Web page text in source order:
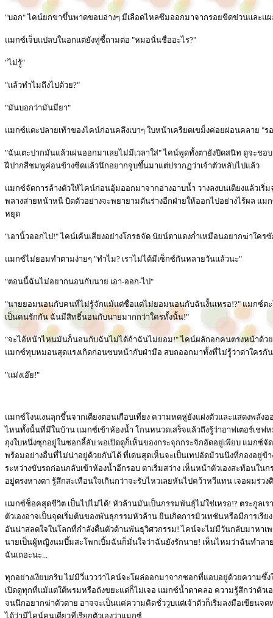
"บอก" ไคน์ยกขาขึ้นพาดขอบอ่างๆ มีเลือดไหลซึมออกมาจากรอยขีดข่วนและแผ
แมกซ์เจ็บแปลบในอกแต่ยังทู่ซี้ถามต่อ "หมอนั่นชื่ออะไร?"
"ไม่รู้"
"แล้วทำไมถึงไปด้วย?"
"มันบอกว่ามันมียา"
แมกซ์แตะปลายเท้าของไคน์ก่อนคลึงเบาๆ ใบหน้าเครียดเขม็งค่อยผ่อนคลาย "ร
"ฉันเตะปากมันแล้วเผ่นออกมาเลยไม่มีเวลาใส่" ไคน์พูดทั้งตายังปิดสนิท ดูจะช
ฝีปากสีชมพูค่อนข้างซีดแล้วนึกอยากจูบขึ้นมาแต่ปรากฏว่าเจ้าตัวหลับไปแล้ว
แมกซ์จัดการล้างตัวให้ไคน์ก่อนอุ้มออกมาจากอ่างอาบน้ำ วางลงบนเตียงแล้วเริ่
พลางส่ายหน้าหนี บิดตัวอย่างจะพยายามดันร่างอีกฝ่ายให้ออกไปอย่างไร้ผล แ
หยุด
"เอานิ้วออกไป!" ไคน์เค้นเสียงอย่างโกรธจัด นัยน์ตาแดงก่ำเหมือนอยากฆ่าใคร
แมกซ์ไม่ยอมทำตามง่ายๆ "ทำไม? เราไม่ได้มีเซ็กซ์กันหลายวันแล้วนะ"
"ตอนนี้ฉันไม่อยากนอนกับนาย เอา-ออก-ไป"
"นายยอมนอนกับคนที่ไม่รู้จักแม้แต่ชื่อแต่ไม่ยอมนอนกับฉันงั้นเหรอ!?" แมกซ์ตะโ
เป็นคนรักกัน ฉันมีสิทธิ์นอนกับนายมากกว่าใครทั้งนั้น!"
"จะไอ้หน้าไหนมันก็นอนกับฉันไม่ได้ถ้าฉันไม่ยอม!" ไคน์ผลักอกคนตรงหน้าด้วย
แมกซ์ทุบหมอนสุดแรงเกิดก่อนซบหน้ากับฝ่ามือ สบถออกมาทั้งที่ไม่รู้ว่าด่าใครกั
"แม่งเอ๊ย!"
แมกซ์โงนเงนลุกขึ้นจากเตียงตอนเกือบเที่ยง ความหดหู่ยังแฝงตัวและแสดงพลั
ไหนทั้งนั้นที่มีในบ้าน แมกซ์เข้าห้องน้ำ โกนหนวดเสร็จแล้วถึงรู้ว่าอาฟเตอร์เชฟ
ถุงใบหนึ่งซุกอยู่ในซอกลี้ลับ พอเปิดดูก็เห็นของกระจุกกระจิกอัดอยู่เพียบ แมกซ์
พร้อมอย่างอื่นที่ไม่น่าอยู่ด้วยกันได้ ที่เด่นสุดเห็นจะเป็นเทปอัดม้วนนึงที่กองอยู่ข้
ระหว่างขับรถก่อนกลับเข้าห้องน้ำอีกรอบ ตาเริ่มสว่าง เห็นหน้าตัวเองสะท้อนใ
อยู่ตรงหางตา รู้สึกสะเทือนใจเกินกว่าจะรับไหวเลยหันไปคว้าหวีแทน เจอผมร่ว
แมกซ์ช็อคสุดชีวิต เป็นไปไม่ได้! หัวล้านมันเป็นกรรมพันธุ์ไม่ใช่เหรอ!? ตระกูลเร
ตัวเองอาจเป็นจุดเริ่มต้นของพันธุกรรมหัวล้าน ยีนเกิดการมิวเทชันหรือมีการเรี
อันน่าสลดใจในโลกที่กำลังตื่นตัวด้านพันธุวิศวกรรม! ไคน์จะไม่มีวันกลับมาหา
นายเป็นผู้หญิงนมบึ้มสะโพกเบิ้มฉันก็มั่นใจว่าฉันยังรักนาย! เห็นไหมว่าฉันทำลา
ฉันเถอะนะ...
ทุกอย่างเงียบกริบ ไม่มีวี่แววว่าไคน์จะโผล่ออกมาจากซอกที่แอบอยู่ด้วยความซึ้ง
เปิดดูทุกที่แม้แต่ใต้พรมหรือถังขยะแต่ก็ไม่เจอ แมกซ์น้ำตาคลอ ความรู้สึกว่าตัวเ
จนนึกอยากฆ่าตัวตาย อาจจะเป็นแค่ความคิดชั่ววูบแต่เจ้าตัวก็เริ่มลงมือเขียนจ
ได้ว่ามีไคน์คนเดียวที่เรียกตัวเองว่าแมกซ์...